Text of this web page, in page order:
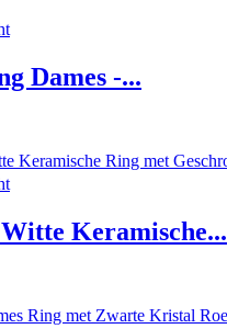
Dames -...
Keramische...